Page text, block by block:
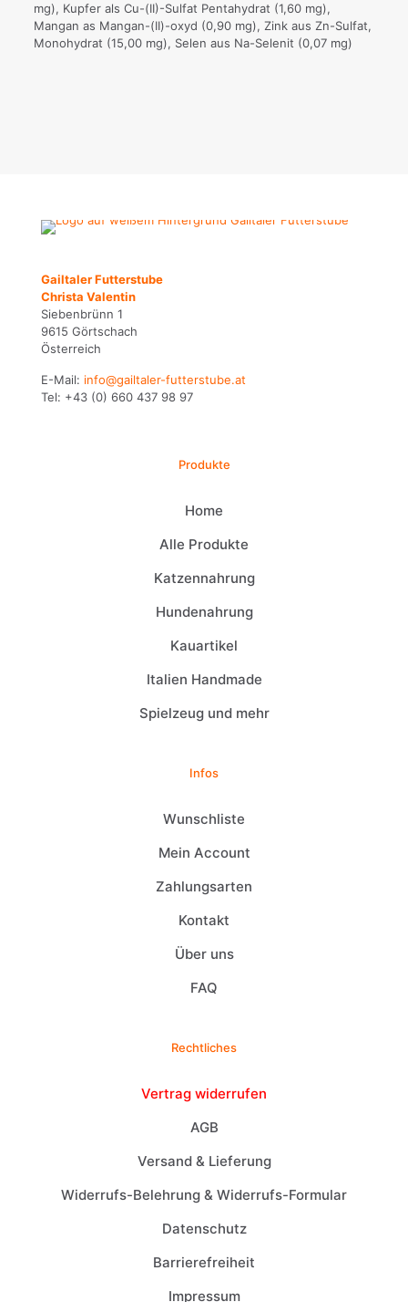
mg), Kupfer als Cu-(II)-Sulfat Pentahydrat (1,60 mg),
Mangan as Mangan-(II)-oxyd (0,90 mg), Zink aus Zn-Sulfat,
Monohydrat (15,00 mg), Selen aus Na-Selenit (0,07 mg)
Gailtaler Futterstube
Christa Valentin
Siebenbrünn 1
9615 Görtschach
Österreich
E-Mail: info@gailtaler-futterstube.at
Tel: +43 (0) 660 437 98 97
Produkte
Home
Alle Produkte
Katzennahrung
Hundenahrung
Kauartikel
Italien Handmade
Spielzeug und mehr
Infos
Wunschliste
Mein Account
Zahlungsarten
Kontakt
Über uns
FAQ
Rechtliches
Vertrag widerrufen
AGB
Versand & Lieferung
Widerrufs-Belehrung & Widerrufs-Formular
Datenschutz
Barrierefreiheit
Impressum